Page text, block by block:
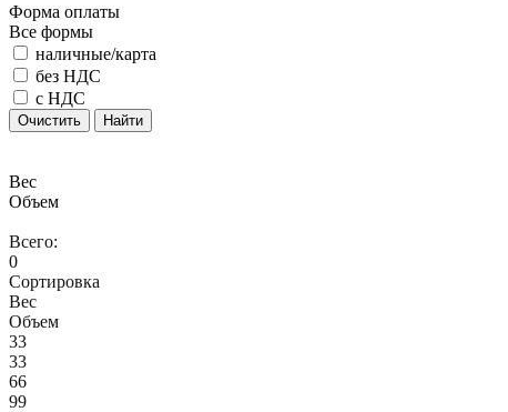
Форма оплаты
Все формы
наличные/карта
без НДС
с НДС
Очистить Найти
Вес
Объем
Всего:
0
Сортировка
Вес
Объем
33
33
66
99